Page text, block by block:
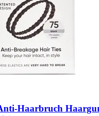
​Haarbruch